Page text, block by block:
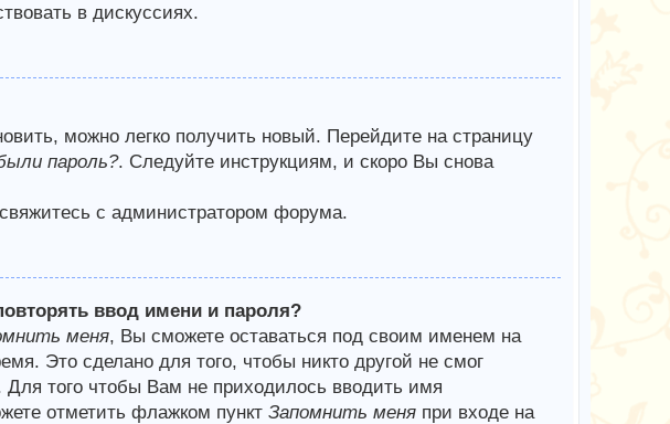
в дискуссиях.
можно легко получить новый. Перейдите на страницу
пароль?. Следуйте инструкциям, и скоро Вы снова
с администратором форума.
ввод имени и пароля?
меня, Вы сможете оставаться под своим именем на
Это сделано для того, чтобы никто другой не смог
того чтобы Вам не приходилось вводить имя
отметить флажком пункт Запомнить меняпри входе на